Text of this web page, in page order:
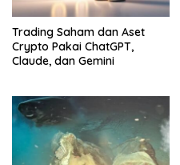
Trading Saham dan Aset
Crypto Pakai ChatGPT,
Claude, dan Gemini